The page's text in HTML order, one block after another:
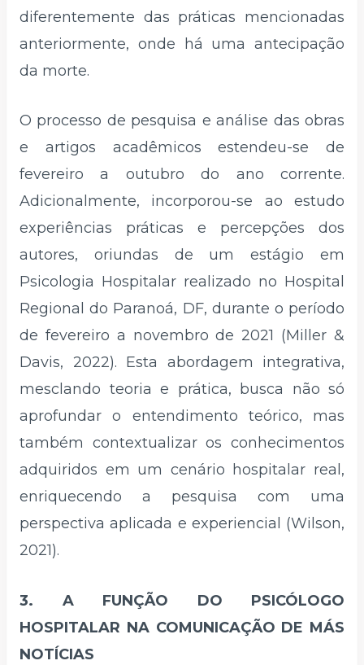
diferentemente das práticas mencionadas
anteriormente, onde há uma antecipação
da morte.
O processo de pesquisa e análise das obras
e artigos acadêmicos estendeu-se de
fevereiro a outubro do ano corrente.
Adicionalmente, incorporou-se ao estudo
experiências práticas e percepções dos
autores, oriundas de um estágio em
Psicologia Hospitalar realizado no Hospital
Regional do Paranoá, DF, durante o período
de fevereiro a novembro de 2021 (Miller &
Davis, 2022). Esta abordagem integrativa,
mesclando teoria e prática, busca não só
aprofundar o entendimento teórico, mas
também contextualizar os conhecimentos
adquiridos em um cenário hospitalar real,
enriquecendo a pesquisa com uma
perspectiva aplicada e experiencial (Wilson,
2021).
3. A FUNÇÃO DO PSICÓLOGO
HOSPITALAR NA COMUNICAÇÃO DE MÁS
NOTÍCIAS